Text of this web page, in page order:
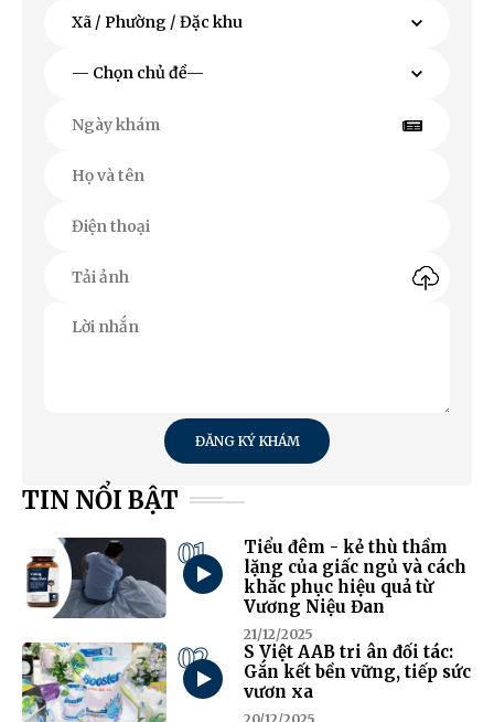
ĐĂNG KÝ KHÁM
TIN NỔI BẬT
01
Tiểu đêm - kẻ thù thầm
lặng của giấc ngủ và cách
khắc phục hiệu quả từ
Vương Niệu Đan
21/12/2025
02
S Việt AAB tri ân đối tác:
Gắn kết bền vững, tiếp sức
vươn xa